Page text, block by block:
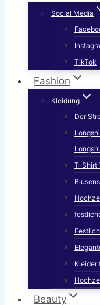
Social Media
TikTok
Fashion
Kleidung
Der
T-Shirt
Kleider
Beauty